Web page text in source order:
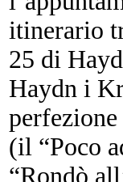
itinerario
25 di
Haydn i
(il “Poco
“Rondò